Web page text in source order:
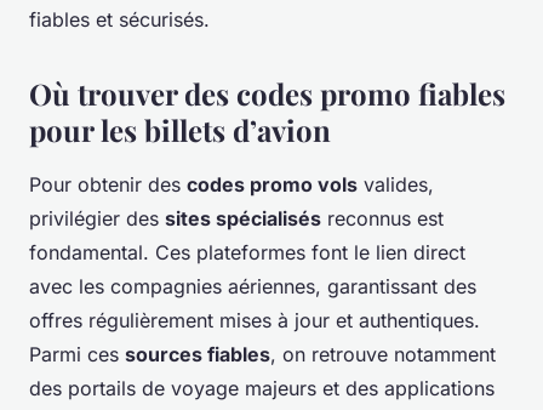
fiables et sécurisés.
Où trouver des codes promo fiables
pour les billets d’avion
Pour obtenir des codes promo vols valides,
privilégier des sites spécialisés reconnus est
fondamental. Ces plateformes font le lien direct
avec les compagnies aériennes, garantissant des
offres régulièrement mises à jour et authentiques.
Parmi ces sources fiables, on retrouve notamment
des portails de voyage majeurs et des applications